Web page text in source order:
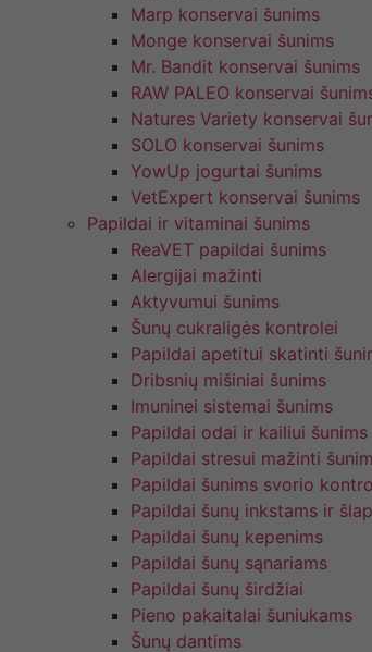
Marp konservai šunims
Monge konservai šunims
Mr. Bandit konservai šunims
RAW PALEO konservai
Natures Variety konservai
SOLO konservai šunims
YowUp jogurtai šunims
VetExpert konservai šunims
Papildai ir vitaminai šunims
ReaVET papildai šunims
Alergijai mažinti
Aktyvumui šunims
Šunų cukraligės kontrolei
Papildai apetitui skatinti
Dribsnių mišiniai šunims
Imuninei sistemai šunims
Papildai odai ir kailiui šunims
Papildai stresui mažinti
Papildai šunims svorio
Papildai šunų inkstams ir
Papildai šunų kepenims
Papildai šunų sąnariams
Papildai šunų širdžiai
Pieno pakaitalai šuniukams
Šunų dantims